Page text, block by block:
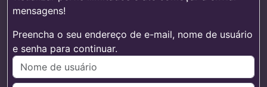
mensagens!
Preencha o seu endereço de e-mail, nome de usuário
e senha para continuar.